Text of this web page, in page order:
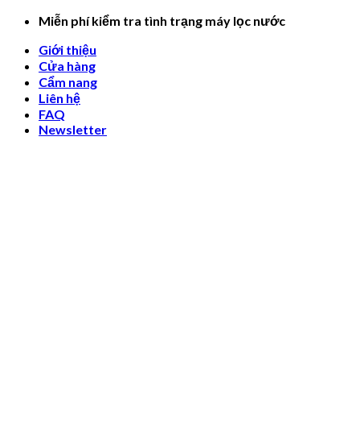
Skip
content
Miễn phí kiểm tra tình trạng máy lọc nước
Giới thiệu
Cửa hàng
Cẩm nang
Liên hệ
FAQ
Newsletter